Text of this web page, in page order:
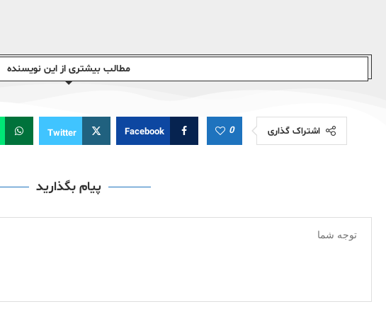
مطالب بیشتری از این نویسندە
اشتراک گذاری 0
Facebook
Twitter
پیام بگذارید